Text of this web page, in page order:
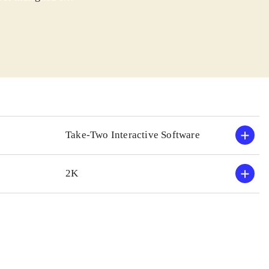
99 af!
også en del.
det spolerer
Take-Two Interactive Software
2K